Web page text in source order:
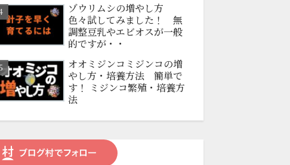
ゾウリムシの増やし方
色々試してみました！ 無
調整豆乳やエビオスが一般
的ですが・・
オオミジンコミジンコの増
やし方・培養方法 簡単で
す！ ミジンコ繁殖・培養方
法